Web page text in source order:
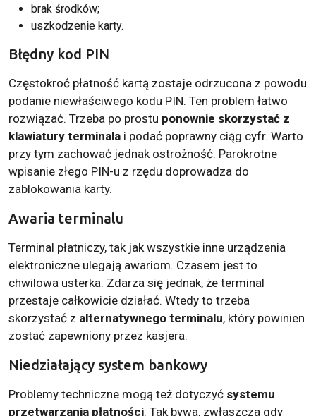
brak środków;
uszkodzenie karty.
Błędny kod PIN
Częstokroć płatność kartą zostaje odrzucona z powodu
podanie niewłaściwego kodu PIN. Ten problem łatwo
rozwiązać. Trzeba po prostu ponownie skorzystać z
klawiatury terminala i podać poprawny ciąg cyfr. Warto
przy tym zachować jednak ostrożność. Parokrotne
wpisanie złego PIN-u z rzędu doprowadza do
zablokowania karty.
Awaria terminalu
Terminal płatniczy, tak jak wszystkie inne urządzenia
elektroniczne ulegają awariom. Czasem jest to
chwilowa usterka. Zdarza się jednak, że terminal
przestaje całkowicie działać. Wtedy to trzeba
skorzystać z alternatywnego terminalu, który powinien
zostać zapewniony przez kasjera.
Niedziałający system bankowy
Problemy techniczne mogą też dotyczyć systemu
przetwarzania płatności. Tak bywa, zwłaszcza gdy